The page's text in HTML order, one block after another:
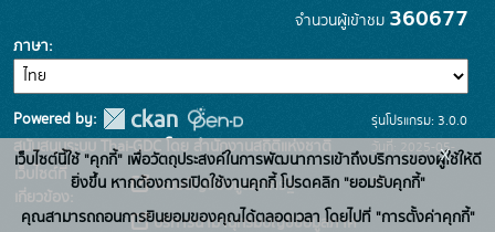
จำนวนผู้เข้าชม 360677
ภาษา
Powered by:
สนับสนุนระบบ Thai-GDC โดย สำนักงานสถิติแห่งชาติ
เว็บไซต์ที่
เกี่ยวข้อง:
ระบบบัญชีข้อมูลภาครัฐ
บริการนามานุกรมบัญชีข้อมูลภาค
รุ่นโปรแกรม: 3.0.0
วันที่: 2025-05-
30
เว็บไซต์นี้ใช้ "คุกกี้" เพื่อวัตถุประสงค์ในการพัฒนาการเข้าถึงบริการของผู้ใช้ให้ดี
ยิ่งขึ้น หากต้องการเปิดใช้งานคุกกี้ โปรดคลิก "ยอมรับคุกกี้"
คุณสามารถถอนการยินยอมของคุณได้ตลอดเวลา โดยไปที่ "การตั้งค่าคุกกี้"
x